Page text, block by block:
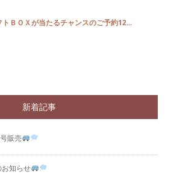
トＢＯＸが当たるチャンスのご予約12...
新着記事
販売
お知らせ